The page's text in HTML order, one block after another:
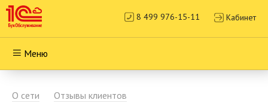
8 499 976-15-11 Кабинет
Меню
О сети Отзывы клиентов